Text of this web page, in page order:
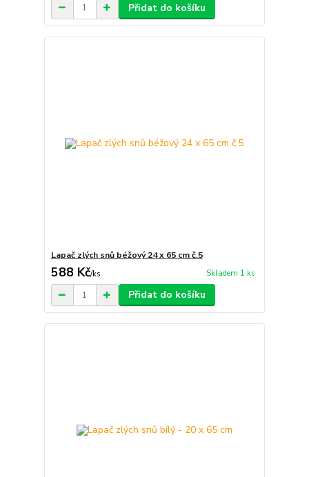
Přidat do košíku
Lapač zlých snů béžový 24 x 65 cm č.5
588 Kč/ks Skladem 1 ks
Přidat do košíku